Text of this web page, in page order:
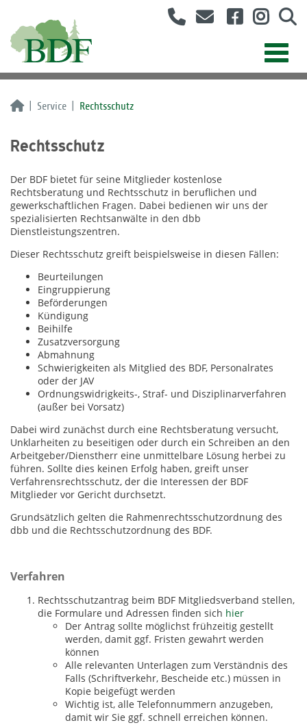
Service Rechtsschutz
Rechtsschutz
Der BDF bietet für seine Mitglieder kostenlose
Rechtsberatung und Rechtsschutz in beruflichen und
gewerkschaftlichen Fragen. Dabei bedienen wir uns der
spezialisierten Rechtsanwälte in den dbb
Dienstleistungszentren.
Dieser Rechtsschutz greift beispielsweise in diesen Fällen:
Beurteilungen
Eingruppierung
Beförderungen
Kündigung
Beihilfe
Zusatzversorgung
Abmahnung
Schwierigkeiten als Mitglied des BDF, Personalrates
oder der JAV
Ordnungswidrigkeits-, Straf- und Disziplinarverfahren
(außer bei Vorsatz)
Dabei wird zunächst durch eine Rechtsberatung versucht,
Unklarheiten zu beseitigen oder durch ein Schreiben an den
Arbeitgeber/Dienstherr eine unmittelbare Lösung herbei zu
führen. Sollte dies keinen Erfolg haben, greift unser
Verfahrensrechtsschutz, der die Interessen der BDF
Mitglieder vor Gericht durchsetzt.
Grundsätzlich gelten die Rahmenrechtsschutzordnung des
dbb und die Rechtsschutzordnung des BDF.
Verfahren
Rechtsschutzantrag beim BDF Mitgliedsverband stellen,
die Formulare und Adressen finden sich hier
Der Antrag sollte möglichst frühzeitig gestellt
werden, damit ggf. Fristen gewahrt werden
können
Alle relevanten Unterlagen zum Verständnis des
Falls (Schriftverkehr, Bescheide etc.) müssen in
Kopie beigefügt werden
Wichtig ist, alle Telefonnummern anzugeben,
damit wir Sie ggf. schnell erreichen können.